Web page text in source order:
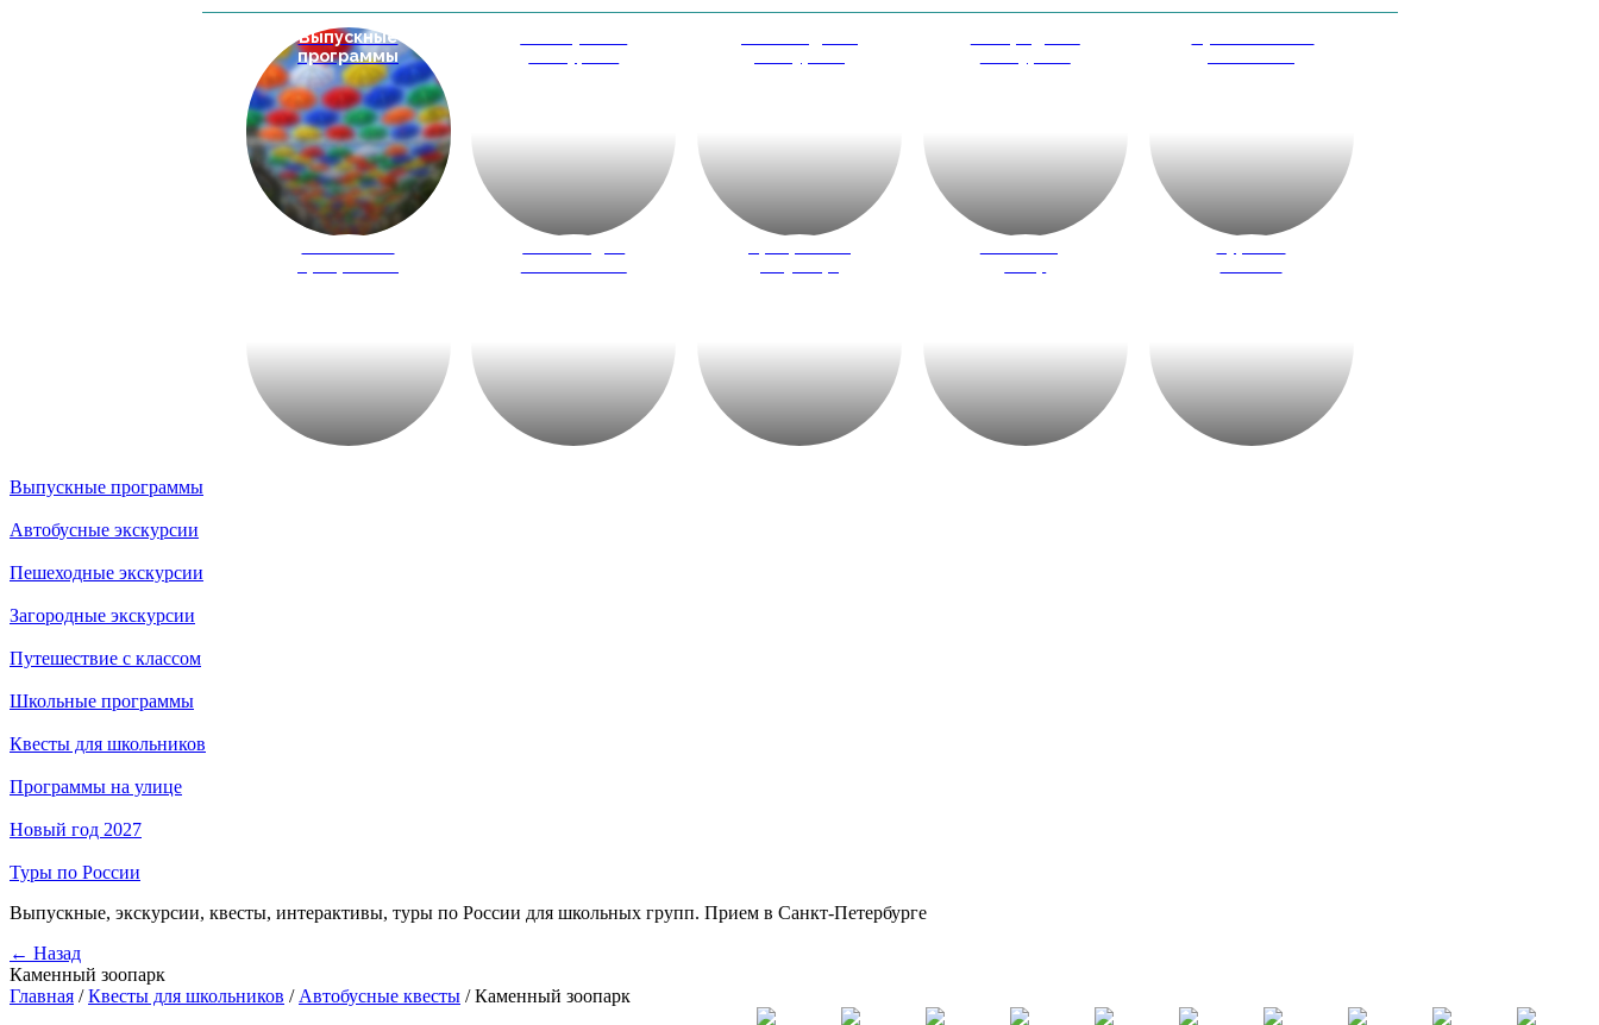
Выпускные
программы
Выпускные программы
Автобусные экскурсии
Пешеходные экскурсии
Загородные экскурсии
Путешествие с классом
Школьные программы
Квесты для школьников
Программы на улице
Новый год 2027
Туры по России
Выпускные, экскурсии, квесты, интерактивы, туры по России для школьных групп. Прием в Санкт-Петербурге
← Назад
Каменный зоопарк
Главная / Квесты для школьников / Автобусные квесты / Каменный зоопарк